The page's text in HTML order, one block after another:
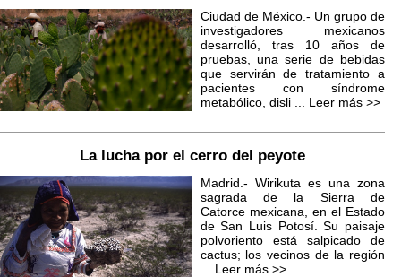
Ciudad de México.- Un grupo de
investigadores mexicanos
desarrolló, tras 10 años de
pruebas, una serie de bebidas
que servirán de tratamiento a
pacientes con síndrome
metabólico, disli ... Leer más >>
La lucha por el cerro del peyote
Madrid.- Wirikuta es una zona
sagrada de la Sierra de
Catorce mexicana, en el Estado
de San Luis Potosí. Su paisaje
polvoriento está salpicado de
cactus; los vecinos de la región
Leer más >>